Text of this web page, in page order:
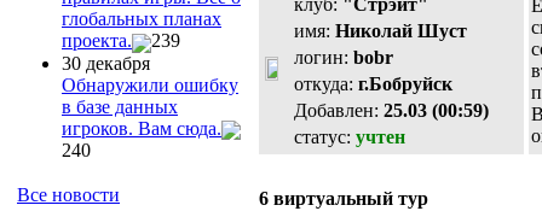
глобальных планах
проекта.
239
30 декабря
Обнаружили ошибку
в базе данных
игроков. Вам сюда.
240
Все новости
имя: Николай Шуст
логин: bobr
откуда: г.Бобруйск
Добавлен: 25.03 (00:59)
статус: учтен
6 виртуальный тур